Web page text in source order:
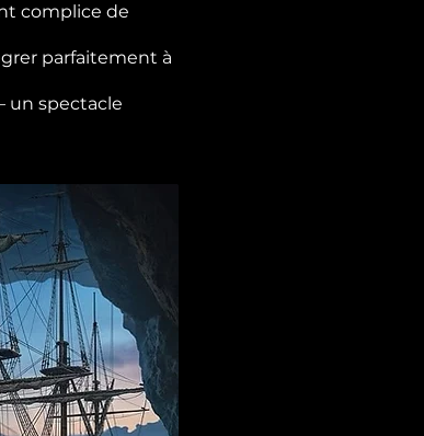
complice de
parfaitement à
un spectacle